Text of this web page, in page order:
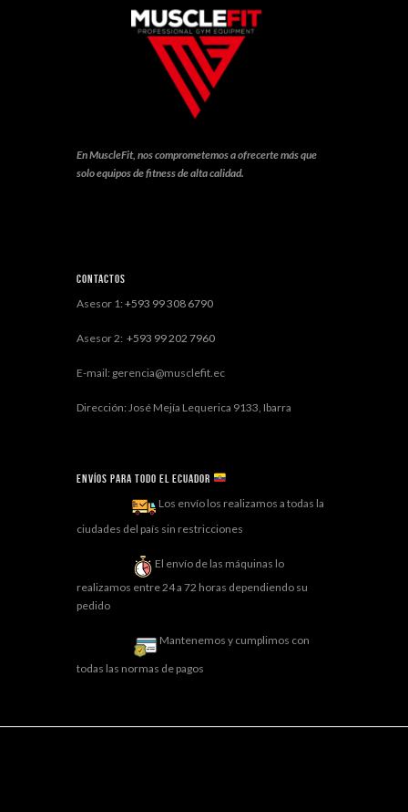
En MuscleFit, nos comprometemos a ofrecerte más que
solo equipos de fitness de alta calidad.
Contactos
Asesor 1: +593 99 308 6790
Asesor 2: +593 99 202 7960
E-mail: gerencia@musclefit.ec
Dirección: José Mejía Lequerica 9133, Ibarra
Envíos para todo el ECUADOR
Los envío los realizamos a todas la
ciudades del país sin restricciones
El envío de las máquinas lo
realizamos entre 24 a 72 horas dependiendo su
pedido
Mantenemos y cumplimos con
todas las normas de pagos